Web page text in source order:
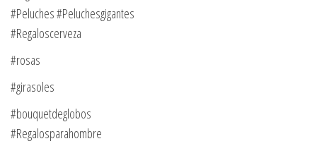
#Peluches #Peluchesgigantes
#Regaloscerveza
#rosas
#girasoles
#bouquetdeglobos
#Regalosparahombre